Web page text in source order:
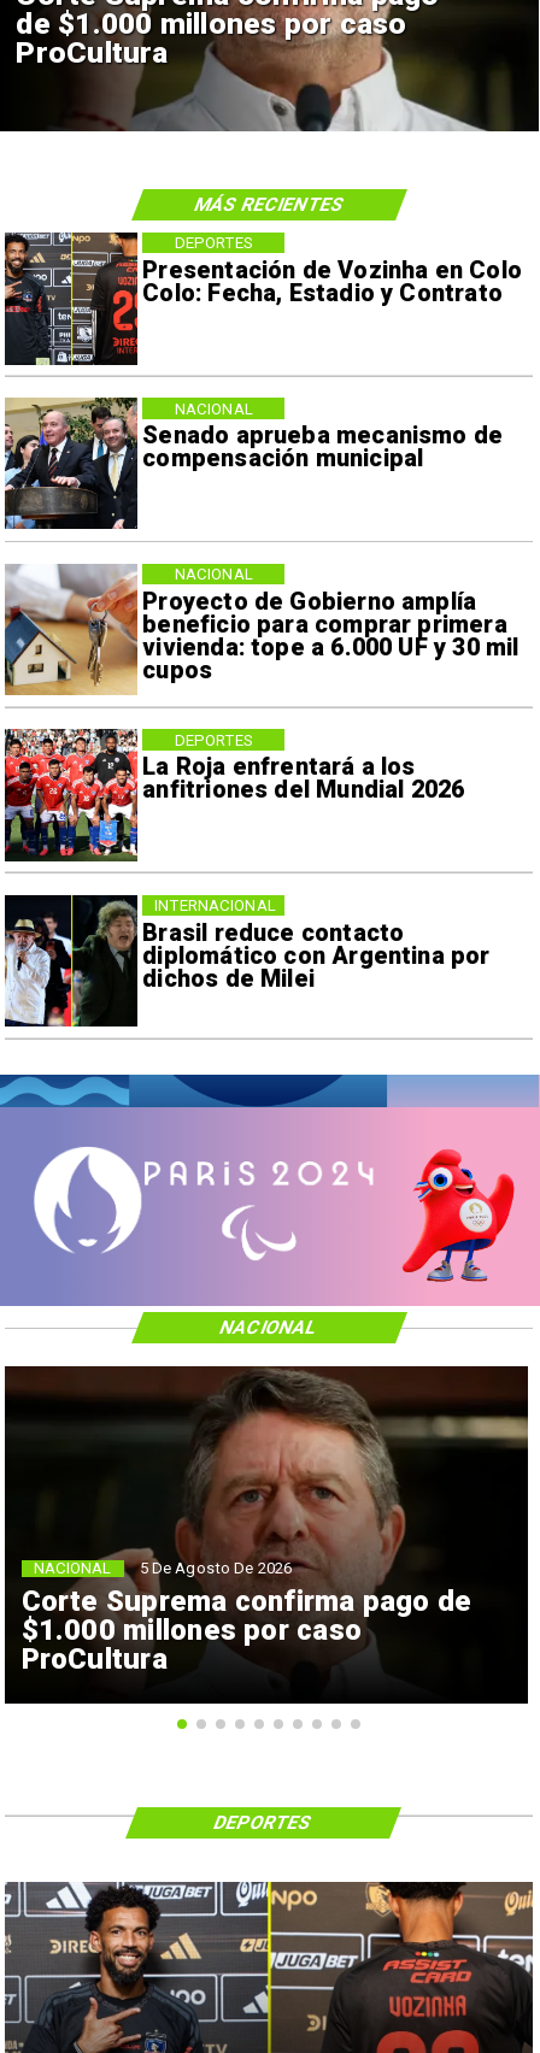
de $1.000 millones por caso
ProCultura
Presentación de Vozinha en Colo
Colo: Fecha, Estadio y Contrato
DEPORTES
Senado aprueba mecanismo de
compensación municipal
NACIONAL
Proyecto de Gobierno amplía
beneficio para comprar primera
vivienda: tope a 6.000 UF y 30 mil
cupos
NACIONAL
La Roja enfrentará a los
anfitriones del Mundial 2026
DEPORTES
Brasil reduce contacto
diplomático con Argentina por
dichos de Milei
INTERNACIONAL
MÁS RECIENTES
Corte Suprema confirma pago de
$1.000 millones por caso
ProCultura
NACIONAL 5 De Agosto De 2026
NACIONAL
DEPORTES